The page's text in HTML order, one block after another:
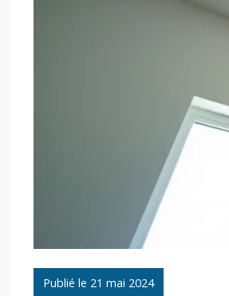
Publié le 21 mai 2024